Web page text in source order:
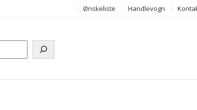
Ønskeliste Handlevogn